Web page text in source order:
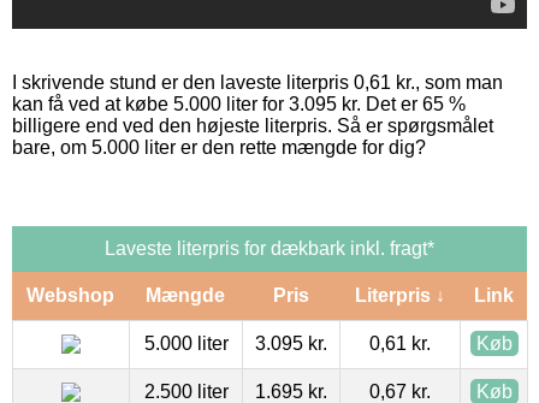
I skrivende stund er den laveste literpris 0,61 kr., som man
kan få ved at købe 5.000 liter for 3.095 kr. Det er 65 %
billigere end ved den højeste literpris. Så er spørgsmålet
bare, om 5.000 liter er den rette mængde for dig?
Laveste literpris for dækbark inkl. fragt*
Webshop Mængde Pris Literpris ↓ Link
5.000 liter 3.095 kr. 0,61 kr. Køb
2.500 liter 1.695 kr. 0,67 kr. Køb